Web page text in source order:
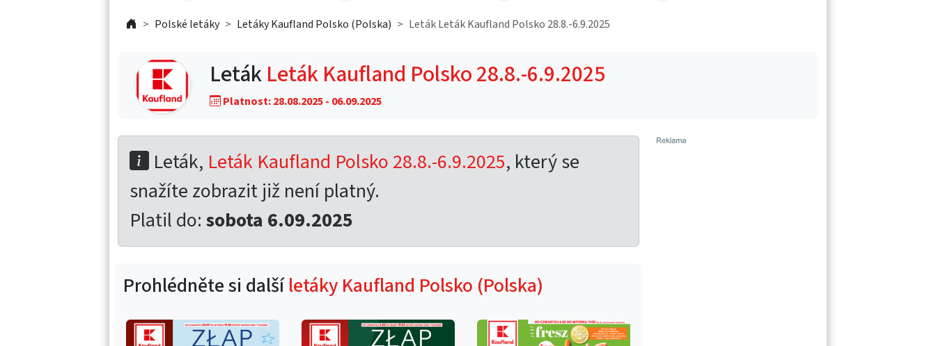
Polské letáky Letáky Kaufland Polsko (Polska) Leták Leták Kaufland Polsko 28.8.-6.9.2025
LetákLeták Kaufland Polsko 28.8.-6.9.2025
Platnost: 28.08.2025 - 06.09.2025
Leták, Leták Kaufland Polsko 28.8.-6.9.2025, který se
snažíte zobrazit již není platný.
Platil do: sobota 6.09.2025
Prohlédněte si dalšíletáky Kaufland Polsko (Polska)